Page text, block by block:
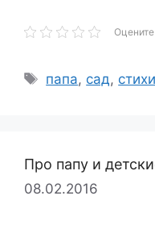
Метки
папа, сад, стихи
Про папу и
08.02.2016